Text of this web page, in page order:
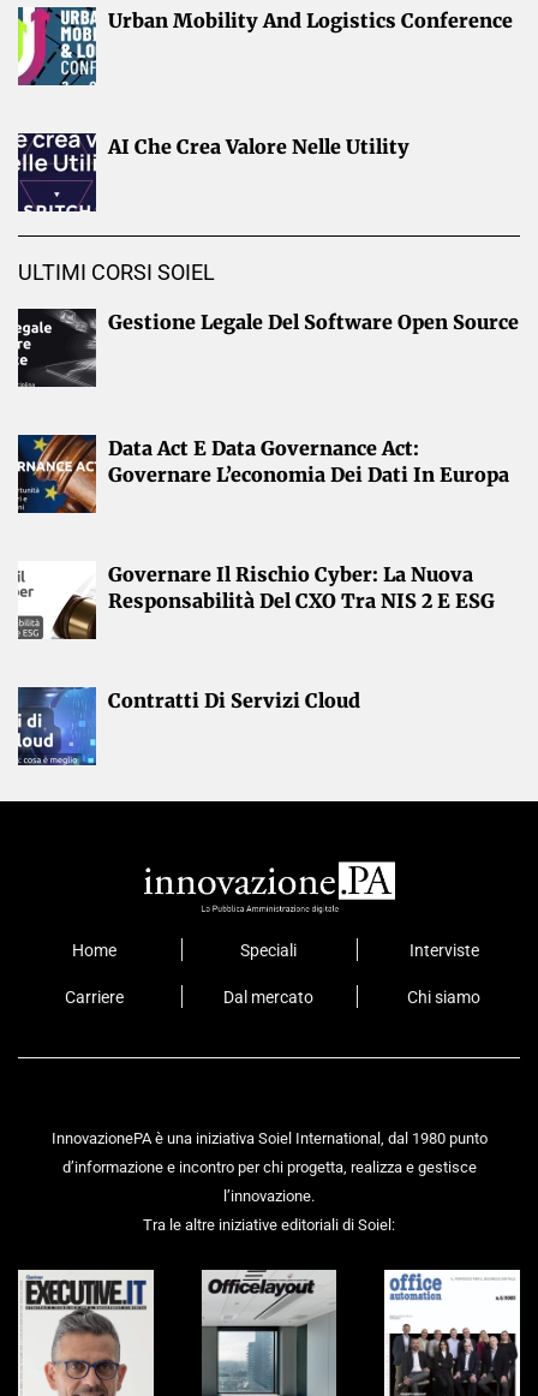
Urban Mobility And Logistics Conference
AI Che Crea Valore Nelle Utility
ULTIMI CORSI SOIEL
Gestione Legale Del Software Open Source
Data Act E Data Governance Act:
Governare L’economia Dei Dati In Europa
Governare Il Rischio Cyber: La Nuova
Responsabilità Del CXO Tra NIS 2 E ESG
Contratti Di Servizi Cloud
Home Speciali Interviste
Carriere Dal mercato Chi siamo
InnovazionePA è una iniziativa Soiel International, dal 1980 punto
d’informazione e incontro per chi progetta, realizza e gestisce
l’innovazione.
Tra le altre iniziative editoriali di Soiel: